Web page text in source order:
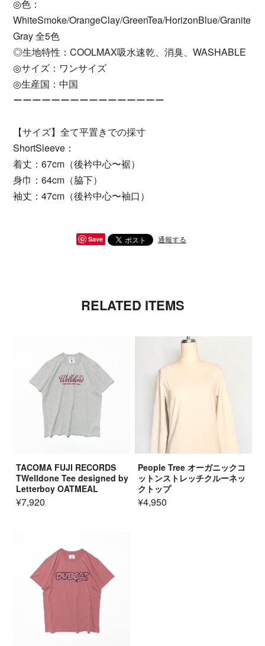
◎色：
WhiteSmoke/OrangeClay/GreenTea/HorizonBlue/Granite
Gray 全5色
◎生地特性：COOLMAX吸水速乾、消臭、WASHABLE
◎サイズ：ワンサイズ
◎生産国：中国
ーーーーーーーーーーーーーーーー
【サイズ】全て平置きでの採寸
ShortSleeve：
着丈：67cm（後衿中心〜裾）
身巾：64cm（脇下）
袖丈：47cm（後衿中心〜袖口）
Save 通報する
RELATED ITEMS
TACOMA FUJI RECORDS
TWelldone Tee designed by
Letterboy OATMEAL
¥7,920
People Tree オーガニックコ
ットンストレッチクルーネッ
クトップ
¥4,950